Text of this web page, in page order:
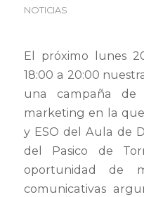
NOTICIAS
El próximo lunes
18:00 a 20:00
una campaña de
marketing en la
y ESO del Aula de
del Pasico de
oportunidad de
comunicativas